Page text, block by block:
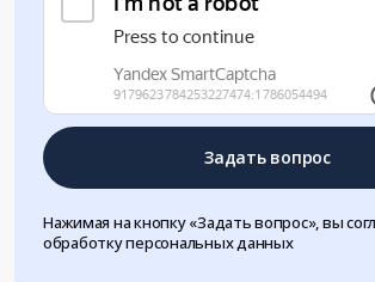
Задать вопрос
Нажимая на кнопку «Задать вопрос», вы
обработку персональных данных